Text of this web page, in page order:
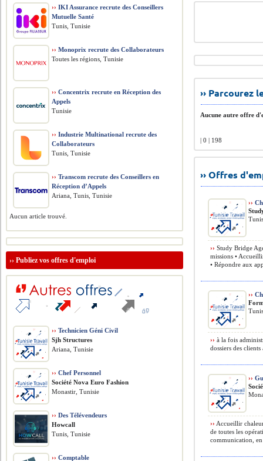
››
Aucune autre offre
| 0 | 198
›› Offres
››
›› Study Bridge
missions •
• Répondre aux
››
›› à la fois
dossiers des
››
›› Accueillir
de toutes les
communication,
›› IKI Assurance recrute des Conseillers
Mutuelle Santé
Tunis, Tunisie
›› Monoprix recrute des Collaborateurs
Toutes les régions, Tunisie
›› Concentrix recrute en Réception des
Appels
Tunisie
›› Industrie Multinational recrute des
Collaborateurs
Tunis, Tunisie
›› Transcom recrute des Conseillers en
Réception d’Appels
Ariana, Tunis, Tunisie
Aucun article trouvé.
››Publiez vos offres d'emploi
›› Technicien Géni Civil
Sjh Structures
Ariana, Tunisie
›› Chef Personnel
Société Nova Euro Fashion
Monastir, Tunisie
›› Des Télévendeurs
Howcall
Tunis, Tunisie
›› Comptable